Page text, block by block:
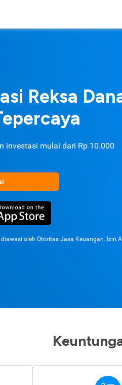
Reksa
investasi mulai dari Rp 10.000
oleh Otoritas Jasa Keuangan. Izin